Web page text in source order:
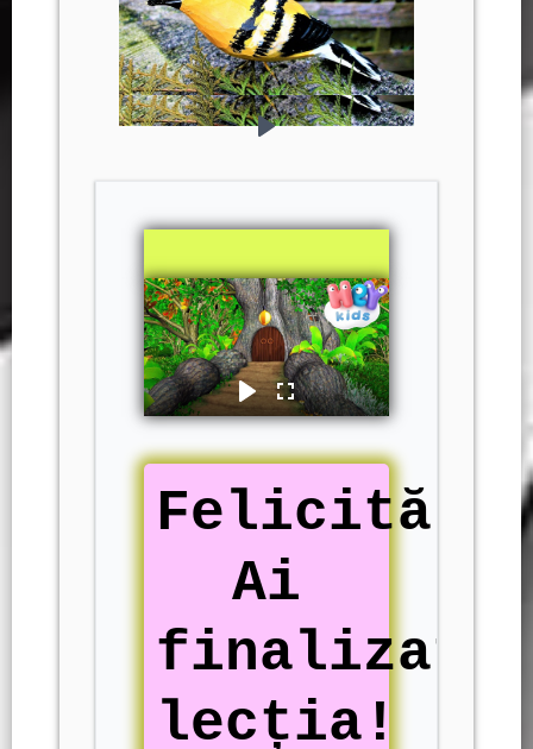
Ai
finalizat
lecția!